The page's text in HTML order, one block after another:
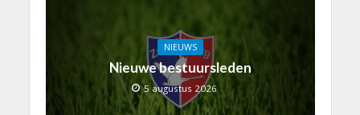
NIEUWS
Nieuwe bestuursleden
5 augustus 2026